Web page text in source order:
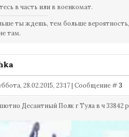
в часть или в военкомат.
ты ждешь, тем больше
там.
28.02.2015, 23:17 | Сообщение #3
Десантный Полк г Тула в ч 33842